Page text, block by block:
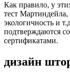
Как правило, у
тест Мартиндейла,
экологичность и
подтверждаются
сертификатами.
дизайн